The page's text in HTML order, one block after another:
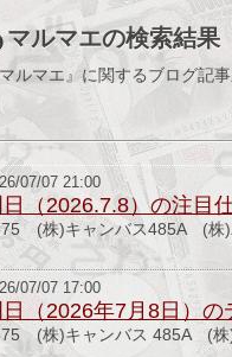
マルマエの検索結果
マルマエ』に関するブログ記
07/07 21:00
（2026.7.8）の注目
(株)キャンバス485A (株
07/07 17:00
日（2026年7月8日）
(株)キャンバス 485A (